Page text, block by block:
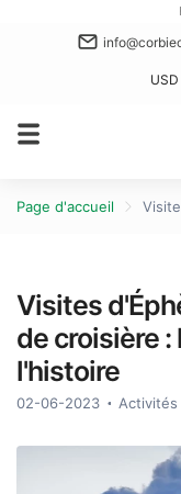
USD
Page d'accueil
Visites
de croisière :
l'histoire
02-06-2023 Activités